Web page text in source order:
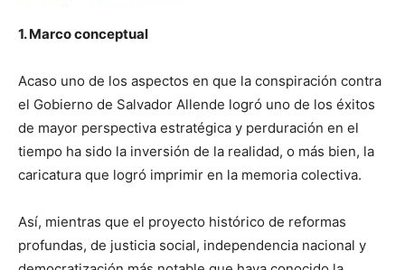
1. Marco conceptual
Acaso uno de los aspectos en que la conspiración contra
el Gobierno de Salvador Allende logró uno de los éxitos
de mayor perspectiva estratégica y perduración en el
tiempo ha sido la inversión de la realidad, o más bien, la
caricatura que logró imprimir en la memoria colectiva.
Así, mientras que el proyecto histórico de reformas
profundas, de justicia social, independencia nacional y